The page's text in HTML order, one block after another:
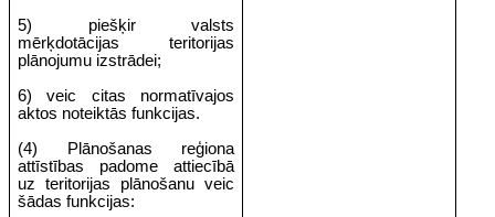
5) piešķir valsts
mērķdotācijas teritorijas
plānojumu izstrādei;
6) veic citas normatīvajos
aktos noteiktās funkcijas.
(4) Plānošanas reģiona
attīstības padome attiecībā
uz teritorijas plānošanu veic
šādas funkcijas: